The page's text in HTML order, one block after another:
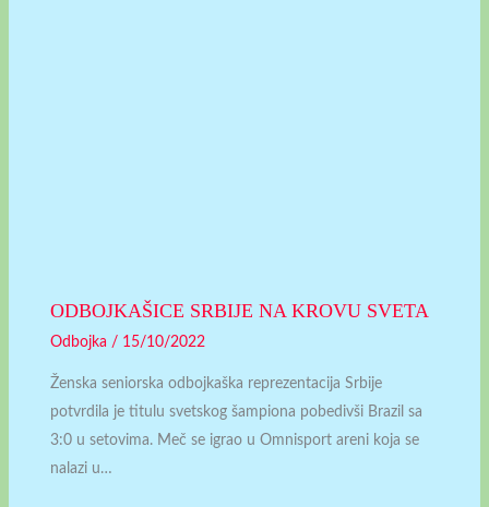
ODBOJKAŠICE SRBIJE NA KROVU SVETA
Odbojka / 15/10/2022
Ženska seniorska odbojkaška reprezentacija Srbije
potvrdila je titulu svetskog šampiona pobedivši Brazil sa
3:0 u setovima. Meč se igrao u Omnisport areni koja se
nalazi u…